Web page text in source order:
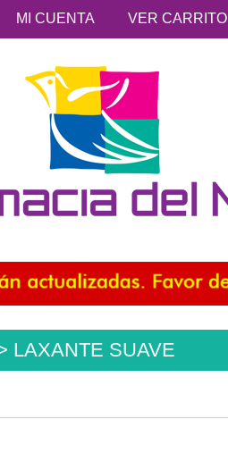
MI CUENTA VER CARRITO
LAXANTE SUAVE